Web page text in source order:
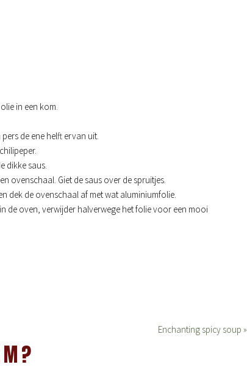
in een kom.
de ene helft ervan uit.
dikke saus.
ovenschaal. Giet de saus over de spruitjes.
dek de ovenschaal af met wat aluminiumfolie.
de oven, verwijder halverwege het folie voor een mooi
Enchanting spicy soup »